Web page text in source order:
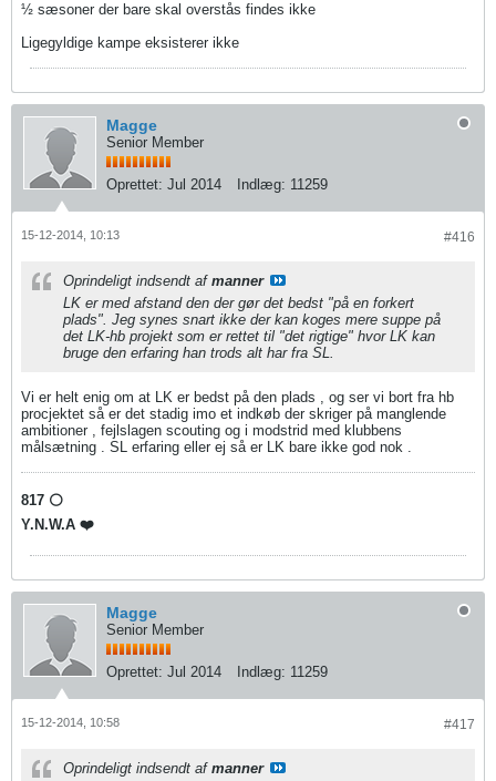
½ sæsoner der bare skal overstås findes ikke
Ligegyldige kampe eksisterer ikke
Magge
Senior Member
Oprettet: Jul 2014 Indlæg: 11259
#416
15-12-2014, 10:13
Oprindeligt indsendt af manner
LK er med afstand den der gør det bedst "på en forkert
plads". Jeg synes snart ikke der kan koges mere suppe på
det LK-hb projekt som er rettet til "det rigtige" hvor LK kan
bruge den erfaring han trods alt har fra SL.
Vi er helt enig om at LK er bedst på den plads , og ser vi bort fra hb
procjektet så er det stadig imo et indkøb der skriger på manglende
ambitioner , fejlslagen scouting og i modstrid med klubbens
målsætning . SL erfaring eller ej så er LK bare ikke god nok .
817 ⚪️
Y.N.W.A ❤️
Magge
Senior Member
Oprettet: Jul 2014 Indlæg: 11259
#417
15-12-2014, 10:58
Oprindeligt indsendt af manner